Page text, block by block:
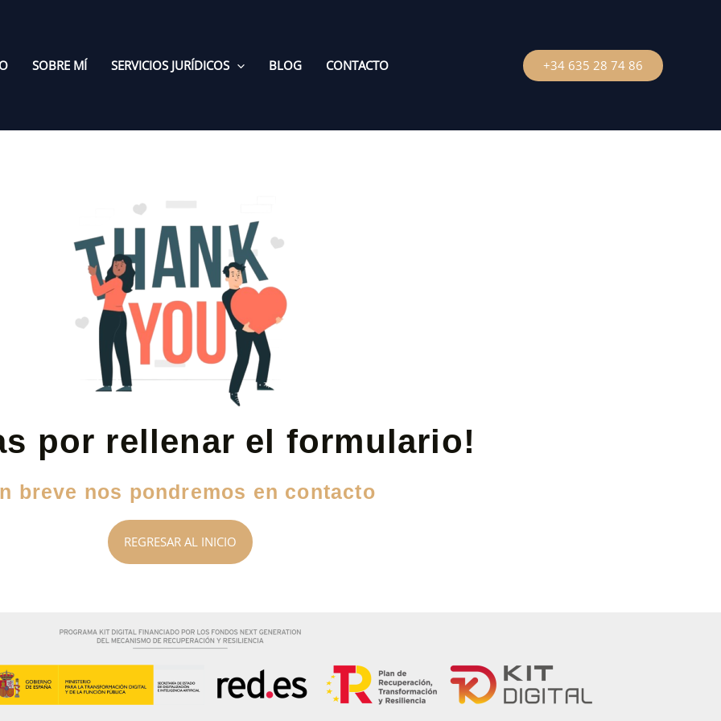
SOBRE MÍ SERVICIOS JURÍDICOS BLOG CONTACTO +34 635 28 74 86
por rellenar el formulario!
breve nos pondremos en contacto
REGRESAR AL INICIO